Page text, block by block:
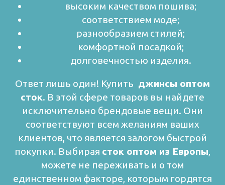
высоким качеством пошива;
соответствием моде;
разнообразием стилей;
комфортной посадкой;
долговечностью изделия.
Ответ лишь один! Купить джинсы оптом
сток. В этой сфере товаров вы найдете
исключительно брендовые вещи. Они
соответствуют всем желаниям ваших
клиентов, что является залогом быстрой
покупки. Выбирая сток оптом из Европы,
можете не переживать и о том
единственном факторе, которым гордятся